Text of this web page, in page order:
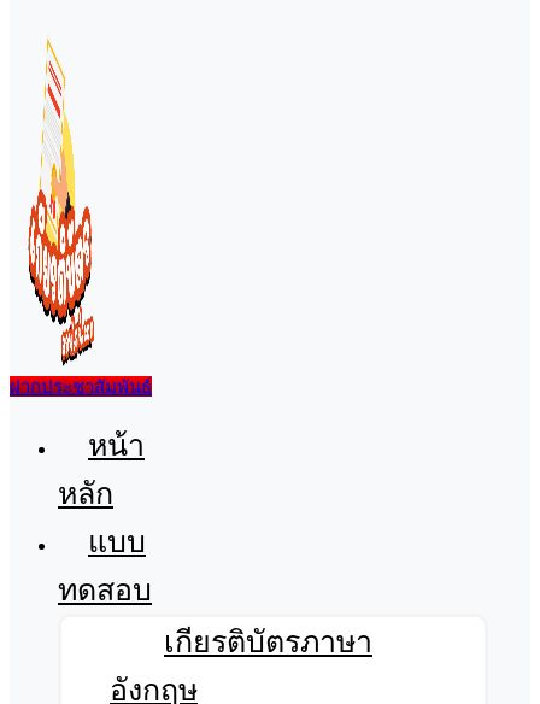
ฝากประชาสัมพันธ์
หน้า
หลัก
แบบ
ทดสอบ
เกียรติบัตรภาษา
อังกฤษ